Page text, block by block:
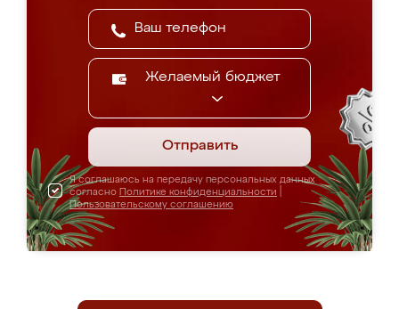
Желаемый бюджет
Отправить
Я соглашаюсь на передачу персональных данных
согласно Политике конфиденциальности
Пользовательскому соглашению